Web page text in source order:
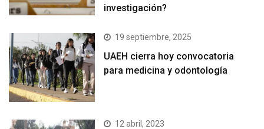
investigación?
19 septiembre, 2025
UAEH cierra hoy convocatoria
para medicina y odontología
12 abril, 2023